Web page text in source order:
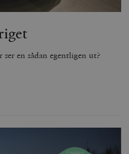
en sådan egentligen ut?